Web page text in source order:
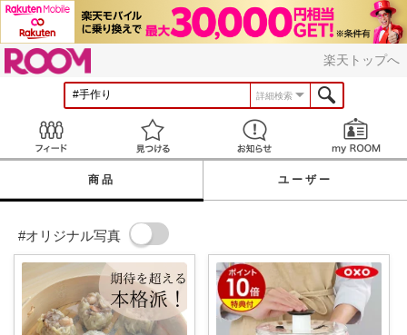
楽天トップへ
詳細検索
見つける お知らせ
商品 ユーザー
#オリジナル写真